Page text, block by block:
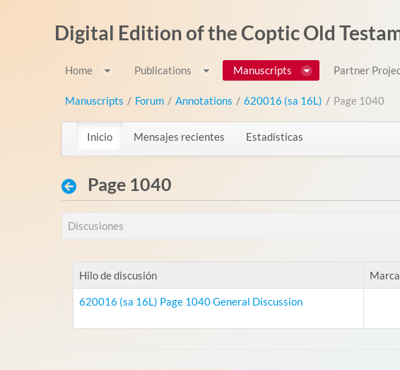
Digital Edition of the Coptic Old
Home Publications Manuscripts Partner
Manuscripts / Forum / Annotations / 620016 (sa 16L) / Page 1040
Inicio Mensajes recientes Estadísticas
Page 1040
Discusiones
Hilo de discusión
620016 (sa 16L) Page 1040 General Discussion